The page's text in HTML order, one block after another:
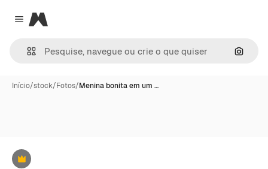
Close menu
Magnific
Início/stock/Fotos/Menina bonita em um …
Premium